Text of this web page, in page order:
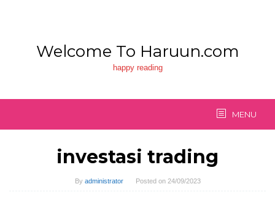
Welcome To Haruun.com
happy reading
MENU
investasi trading
By administrator Posted on 24/09/2023